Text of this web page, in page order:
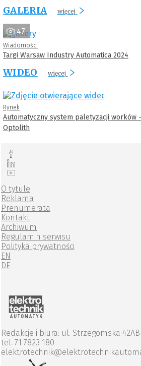
GALERIA więcej
47
Wiadomości
Targi Warsaw Industry Automatica 2024
WIDEO więcej
Rynek
Automatyczny system paletyzacji worków
Optolith
O tytule
Reklama
Prenumerata
Kontakt
Archiwum
Regulamin serwisu
Polityka prywatności
EN
DE
Redakcje i biura: ul. Strzegomska 42AB
tel. 71 7823 180